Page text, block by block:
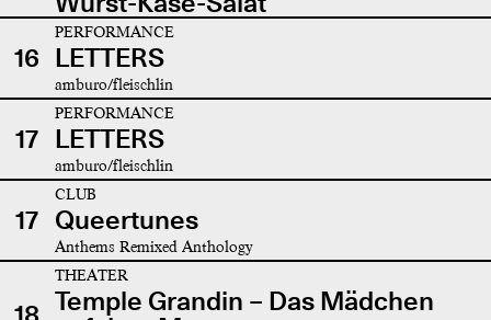
16
PERFORMANCE
LETTERS
amburo/fleischlin
17
PERFORMANCE
LETTERS
amburo/fleischlin
17
CLUB
Queertunes
Anthems Remixed Anthology
18
THEATER
Temple Grandin – Das Mädchen